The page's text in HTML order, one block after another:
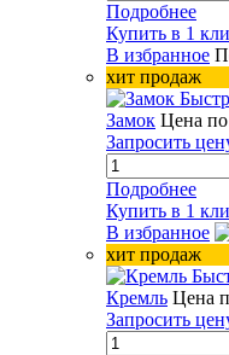
Подробнее
Купить в 1
В избранное
хит продаж
Замок Цена по
Запросить
Подробнее
Купить в 1
В избранное
хит продаж
Кремль Цена
Запросить